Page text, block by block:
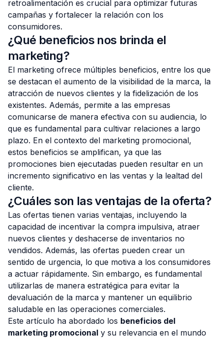
retroalimentación es crucial para optimizar futuras
campañas y fortalecer la relación con los
consumidores.
¿Qué beneficios nos brinda el
marketing?
El marketing ofrece múltiples beneficios, entre los que
se destacan el aumento de la visibilidad de la marca, la
atracción de nuevos clientes y la fidelización de los
existentes. Además, permite a las empresas
comunicarse de manera efectiva con su audiencia, lo
que es fundamental para cultivar relaciones a largo
plazo. En el contexto del marketing promocional,
estos beneficios se amplifican, ya que las
promociones bien ejecutadas pueden resultar en un
incremento significativo en las ventas y la lealtad del
cliente.
¿Cuáles son las ventajas de la oferta?
Las ofertas tienen varias ventajas, incluyendo la
capacidad de incentivar la compra impulsiva, atraer
nuevos clientes y deshacerse de inventarios no
vendidos. Además, las ofertas pueden crear un
sentido de urgencia, lo que motiva a los consumidores
a actuar rápidamente. Sin embargo, es fundamental
utilizarlas de manera estratégica para evitar la
devaluación de la marca y mantener un equilibrio
saludable en las operaciones comerciales.
Este artículo ha abordado los beneficios del
marketing promocional y su relevancia en el mundo